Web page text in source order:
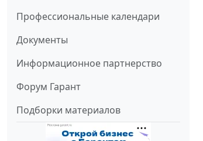
Профессиональные календари
Документы
Информационное партнерство
Форум Гарант
Подборки материалов